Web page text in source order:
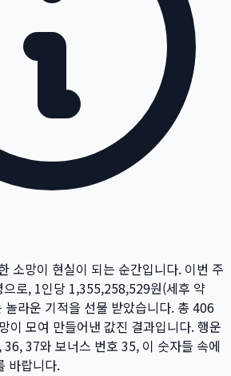
소망이 현실이 되는 순간입니다. 이번 주
으로, 1인당 1,355,258,529원(세후 약
놀라운 기적을 선물 받았습니다. 총 406
이 모여 만들어낸 값진 결과입니다. 행운
36, 37와 보너스 번호 35, 이 숫자들 속에
바랍니다.